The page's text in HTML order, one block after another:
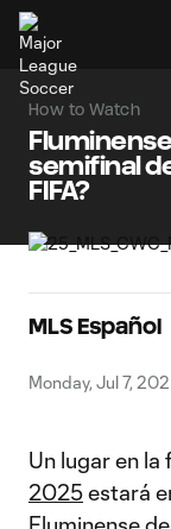
How to Watch
semifinal
FIFA?
MLS Español
Monday, Jul 7,
Un lugar en la
2025estará